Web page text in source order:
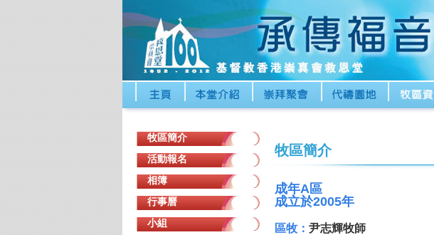
牧區簡介
活動報名
相簿
行事曆
小組
牧區簡介
成年A區
成立於2005年
區牧： 尹志輝牧師